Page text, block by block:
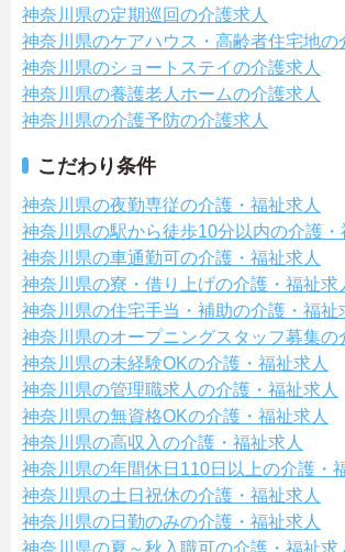
神奈川県の定期巡回の介護求人
神奈川県のケアハウス・高齢者住宅地の
神奈川県のショートステイの介護求人
神奈川県の養護老人ホームの介護求人
神奈川県の介護予防の介護求人
こだわり条件
神奈川県の夜勤専従の介護・福祉求人
神奈川県の駅から徒歩10分以内の介護・
神奈川県の車通勤可の介護・福祉求人
神奈川県の寮・借り上げの介護・福祉求
神奈川県の住宅手当・補助の介護・福祉
神奈川県のオープニングスタッフ募集の
神奈川県の未経験OKの介護・福祉求人
神奈川県の管理職求人の介護・福祉求人
神奈川県の無資格OKの介護・福祉求人
神奈川県の高収入の介護・福祉求人
神奈川県の年間休日110日以上の介護・
神奈川県の土日祝休の介護・福祉求人
神奈川県の日勤のみの介護・福祉求人